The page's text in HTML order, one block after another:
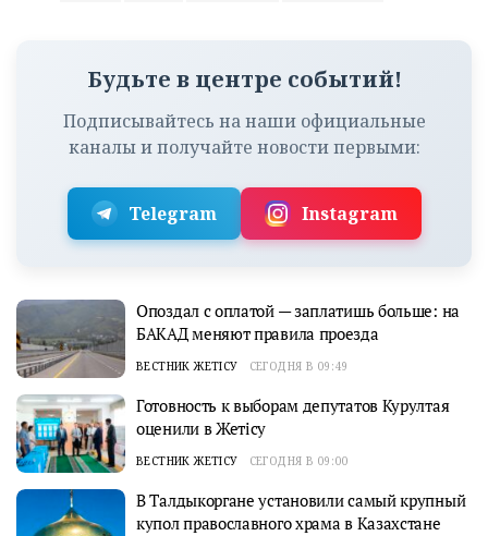
Будьте в центре событий!
Подписывайтесь на наши официальные
каналы и получайте новости первыми:
Telegram Instagram
Опоздал с оплатой — заплатишь больше: на
БАКАД меняют правила проезда
ВЕСТНИК ЖЕТІСУ СЕГОДНЯ В 09:49
Готовность к выборам депутатов Курултая
оценили в Жетісу
ВЕСТНИК ЖЕТІСУ СЕГОДНЯ В 09:00
В Талдыкоргане установили самый крупный
купол православного храма в Казахстане